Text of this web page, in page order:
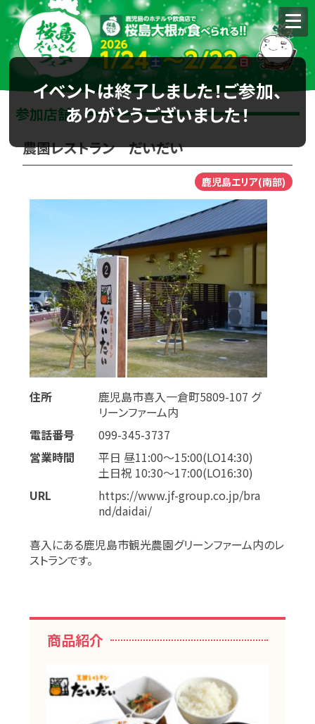
イベントは終了しました！ご参加、
ありがとうございました！
参加店舗
農園レストラン だいだい
鹿児島エリア(南部)
住所
鹿児島市喜入一倉町5809-107 グ
リーンファーム内
電話番号
099-345-3737
営業時間
平日 昼11:00～15:00(LO14:30)
土日祝 10:30～17:00(LO16:30)
URL
https://www.jf-group.co.jp/bra
nd/daidai/
喜入にある鹿児島市観光農園グリーンファーム内のレ
ストランです。
商品紹介